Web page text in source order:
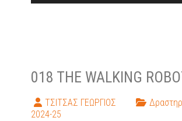
018 THE WALKING
ΤΣΙΤΣΑΣ ΓΕΩΡΓΙΟΣ
2024-25